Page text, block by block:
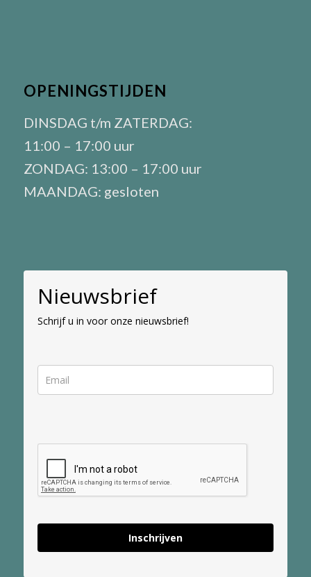
OPENINGSTIJDEN
DINSDAG t/m ZATERDAG:
11:00 – 17:00 uur
ZONDAG: 13:00 – 17:00 uur
MAANDAG: gesloten
Nieuwsbrief
Schrijf u in voor onze nieuwsbrief!
Inschrijven